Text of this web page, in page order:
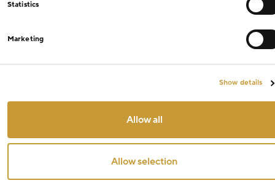
Statistics
Marketing
Show details
Allow all
Allow selection